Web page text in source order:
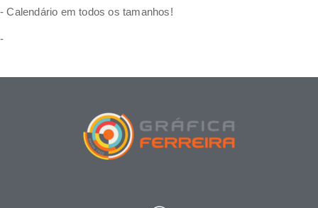
- Calendário em todos os tamanhos!
-